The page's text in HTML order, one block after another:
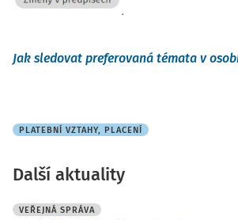
.
Jak sledovat preferovaná témata v
PLATEBNÍ VZTAHY, PLACENÍ
Další aktuality
VEŘEJNÁ SPRÁVA